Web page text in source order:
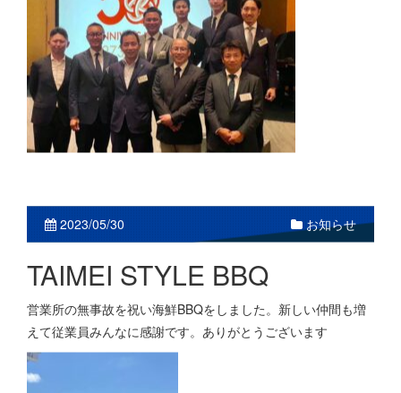
2023/05/30 お知らせ
TAIMEI STYLE BBQ
営業所の無事故を祝い海鮮BBQをしました。新しい仲間も増
えて従業員みんなに感謝です。ありがとうございます